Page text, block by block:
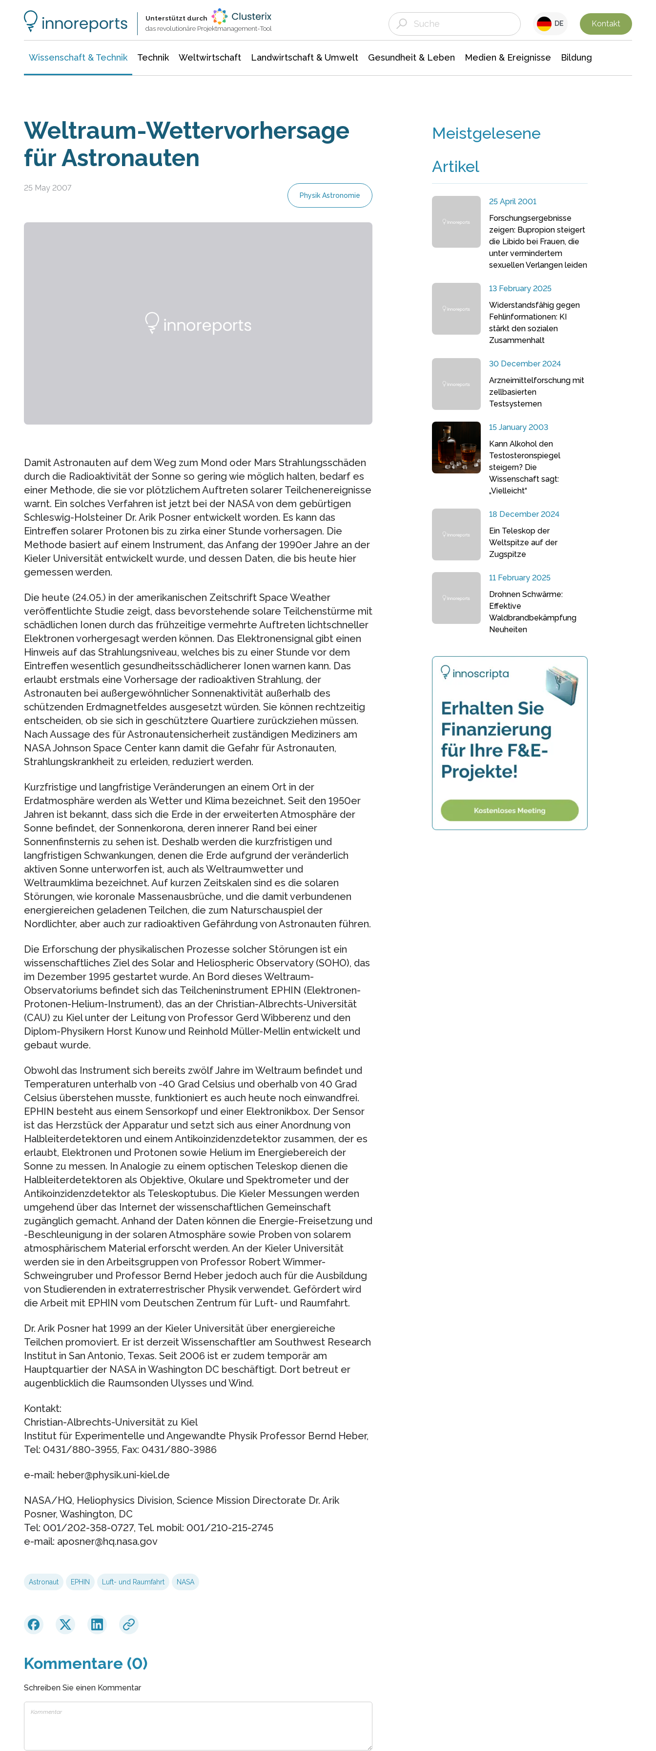
Unterstützt durch
das revolutionäre Projektmanagement-Tool
DE Kontakt
Wissenschaft & Technik Technik Weltwirtschaft Landwirtschaft & Umwelt Gesundheit & Leben Medien & Ereignisse Bildung
Weltraum-Wettervorhersage
für Astronauten
25 May 2007
Physik Astronomie
Damit Astronauten auf dem Weg zum Mond oder Mars Strahlungsschäden
durch die Radioaktivität der Sonne so gering wie möglich halten, bedarf es
einer Methode, die sie vor plötzlichem Auftreten solarer Teilchenereignisse
warnt. Ein solches Verfahren ist jetzt bei der NASA von dem gebürtigen
Schleswig-Holsteiner Dr. Arik Posner entwickelt worden. Es kann das
Eintreffen solarer Protonen bis zu zirka einer Stunde vorhersagen. Die
Methode basiert auf einem Instrument, das Anfang der 1990er Jahre an der
Kieler Universität entwickelt wurde, und dessen Daten, die bis heute hier
gemessen werden.
Die heute (24.05.) in der amerikanischen Zeitschrift Space Weather
veröffentlichte Studie zeigt, dass bevorstehende solare Teilchenstürme mit
schädlichen Ionen durch das frühzeitige vermehrte Auftreten lichtschneller
Elektronen vorhergesagt werden können. Das Elektronensignal gibt einen
Hinweis auf das Strahlungsniveau, welches bis zu einer Stunde vor dem
Eintreffen wesentlich gesundheitsschädlicherer Ionen warnen kann. Das
erlaubt erstmals eine Vorhersage der radioaktiven Strahlung, der
Astronauten bei außergewöhnlicher Sonnenaktivität außerhalb des
schützenden Erdmagnetfeldes ausgesetzt würden. Sie können rechtzeitig
entscheiden, ob sie sich in geschütztere Quartiere zurückziehen müssen.
Nach Aussage des für Astronautensicherheit zuständigen Mediziners am
NASA Johnson Space Center kann damit die Gefahr für Astronauten,
Strahlungskrankheit zu erleiden, reduziert werden.
Kurzfristige und langfristige Veränderungen an einem Ort in der
Erdatmosphäre werden als Wetter und Klima bezeichnet. Seit den 1950er
Jahren ist bekannt, dass sich die Erde in der erweiterten Atmosphäre der
Sonne befindet, der Sonnenkorona, deren innerer Rand bei einer
Sonnenfinsternis zu sehen ist. Deshalb werden die kurzfristigen und
langfristigen Schwankungen, denen die Erde aufgrund der veränderlich
aktiven Sonne unterworfen ist, auch als Weltraumwetter und
Weltraumklima bezeichnet. Auf kurzen Zeitskalen sind es die solaren
Störungen, wie koronale Massenausbrüche, und die damit verbundenen
energiereichen geladenen Teilchen, die zum Naturschauspiel der
Nordlichter, aber auch zur radioaktiven Gefährdung von Astronauten führen.
Die Erforschung der physikalischen Prozesse solcher Störungen ist ein
wissenschaftliches Ziel des Solar and Heliospheric Observatory (SOHO), das
im Dezember 1995 gestartet wurde. An Bord dieses Weltraum-
Observatoriums befindet sich das Teilcheninstrument EPHIN (Elektronen-
Protonen-Helium-Instrument), das an der Christian-Albrechts-Universität
(CAU) zu Kiel unter der Leitung von Professor Gerd Wibberenz und den
Diplom-Physikern Horst Kunow und Reinhold Müller-Mellin entwickelt und
gebaut wurde.
Obwohl das Instrument sich bereits zwölf Jahre im Weltraum befindet und
Temperaturen unterhalb von -40 Grad Celsius und oberhalb von 40 Grad
Celsius überstehen musste, funktioniert es auch heute noch einwandfrei.
EPHIN besteht aus einem Sensorkopf und einer Elektronikbox. Der Sensor
ist das Herzstück der Apparatur und setzt sich aus einer Anordnung von
Halbleiterdetektoren und einem Antikoinzidenzdetektor zusammen, der es
erlaubt, Elektronen und Protonen sowie Helium im Energiebereich der
Sonne zu messen. In Analogie zu einem optischen Teleskop dienen die
Halbleiterdetektoren als Objektive, Okulare und Spektrometer und der
Antikoinzidenzdetektor als Teleskoptubus. Die Kieler Messungen werden
umgehend über das Internet der wissenschaftlichen Gemeinschaft
zugänglich gemacht. Anhand der Daten können die Energie-Freisetzung und
-Beschleunigung in der solaren Atmosphäre sowie Proben von solarem
atmosphärischem Material erforscht werden. An der Kieler Universität
werden sie in den Arbeitsgruppen von Professor Robert Wimmer-
Schweingruber und Professor Bernd Heber jedoch auch für die Ausbildung
von Studierenden in extraterrestrischer Physik verwendet. Gefördert wird
die Arbeit mit EPHIN vom Deutschen Zentrum für Luft- und Raumfahrt.
Dr. Arik Posner hat 1999 an der Kieler Universität über energiereiche
Teilchen promoviert. Er ist derzeit Wissenschaftler am Southwest Research
Institut in San Antonio, Texas. Seit 2006 ist er zudem temporär am
Hauptquartier der NASA in Washington DC beschäftigt. Dort betreut er
augenblicklich die Raumsonden Ulysses und Wind.
Kontakt:
Christian-Albrechts-Universität zu Kiel
Institut für Experimentelle und Angewandte Physik Professor Bernd Heber,
Tel: 0431/880-3955, Fax: 0431/880-3986
e-mail: heber@physik.uni-kiel.de
NASA/HQ, Heliophysics Division, Science Mission Directorate Dr. Arik
Posner, Washington, DC
Tel: 001/202-358-0727, Tel. mobil: 001/210-215-2745
e-mail: aposner@hq.nasa.gov
Astronaut EPHIN Luft- und Raumfahrt NASA
Kommentare (0)
Schreiben Sie einen Kommentar
Meistgelesene
Artikel
25 April 2001
Forschungsergebnisse
zeigen: Bupropion steigert
die Libido bei Frauen, die
unter vermindertem
sexuellen Verlangen leiden
13 February 2025
Widerstandsfähig gegen
Fehlinformationen: KI
stärkt den sozialen
Zusammenhalt
30 December 2024
Arzneimittelforschung mit
zellbasierten
Testsystemen
15 January 2003
Kann Alkohol den
Testosteronspiegel
steigern? Die
Wissenschaft sagt:
„Vielleicht“
18 December 2024
Ein Teleskop der
Weltspitze auf der
Zugspitze
11 February 2025
Drohnen Schwärme:
Effektive
Waldbrandbekämpfung
Neuheiten